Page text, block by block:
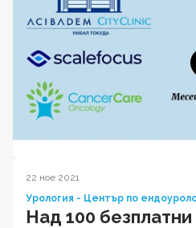
22 ное 2021
Урология - Център по
Над 100